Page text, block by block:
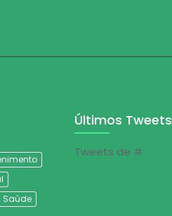
Saúde
Últimos Tweets
Tweets de #